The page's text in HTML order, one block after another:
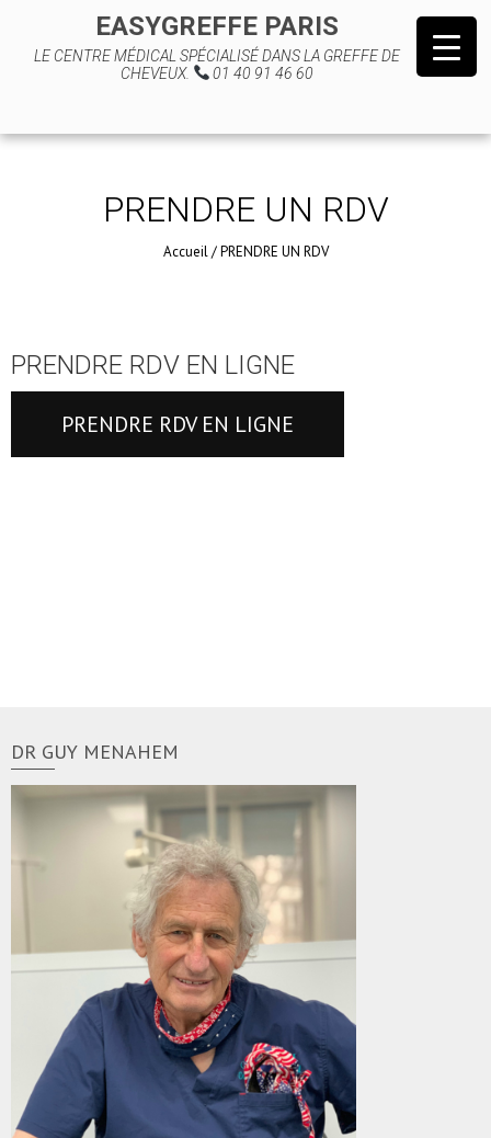
EASYGREFFE PARIS
LE CENTRE MÉDICAL SPÉCIALISÉ DANS LA GREFFE DE
CHEVEUX.
01 40 91 46 60
PRENDRE UN RDV
Accueil/PRENDRE UN RDV
PRENDRE RDV EN LIGNE
PRENDRE RDV EN LIGNE
DR GUY MENAHEM